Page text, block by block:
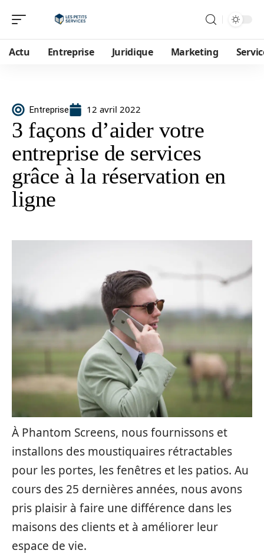
Actu Entreprise Juridique Marketing
Entreprise 12 avril 2022
3 façons d’aider votre
entreprise de services
grâce à la réservation en
ligne
À Phantom Screens, nous fournissons et
installons des moustiquaires rétractables
pour les portes, les fenêtres et les patios. Au
cours des 25 dernières années, nous avons
pris plaisir à faire une différence dans les
maisons des clients et à améliorer leur
espace de vie.